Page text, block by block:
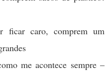
ficar caro, comprem um
me acontece sempre –